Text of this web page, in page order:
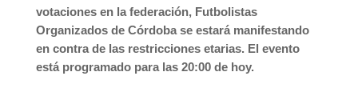
votaciones en la federación, Futbolistas
Organizados de Córdoba se estará manifestando
en contra de las restricciones etarias. El evento
está programado para las 20:00 de hoy.